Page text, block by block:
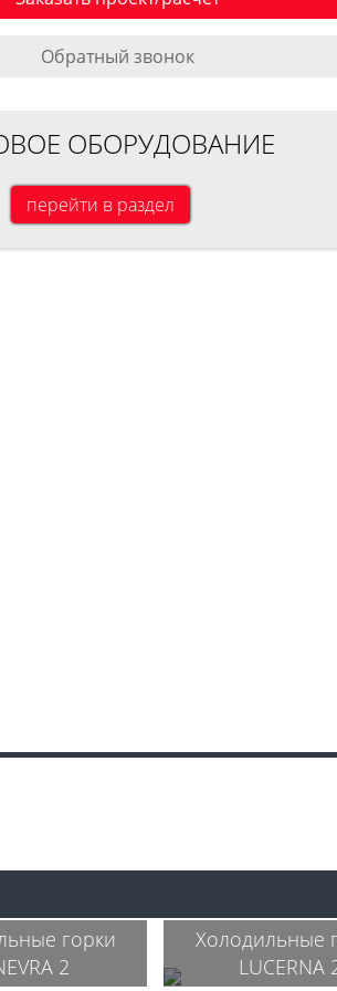
Обратный звонок
ОБОРУДОВАНИЕ
перейти в раздел
горки
2
Холодильные
LUCERNA